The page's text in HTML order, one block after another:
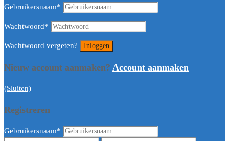
Gebruikersnaam*
Wachtwoord*
Wachtwoord vergeten?
Nieuw account aanmaken? Account aanmaken
(Sluiten)
Registreren
Gebruikersnaam*